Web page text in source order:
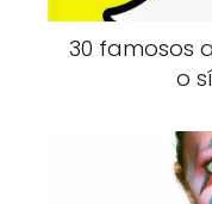
30 famosos
o